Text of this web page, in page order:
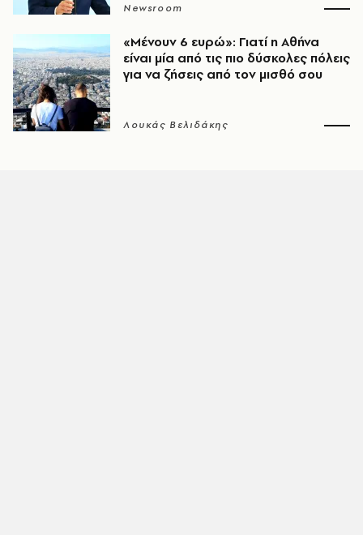
Newsroom
«Μένουν 6 ευρώ»: Γιατί η Αθήνα
είναι μία από τις πιο δύσκολες πόλεις
για να ζήσεις από τον μισθό σου
Λουκάς Βελιδάκης